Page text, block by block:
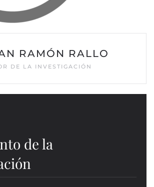
RAMÓN RALLO
DE LA INVESTIGACIÓN
de la